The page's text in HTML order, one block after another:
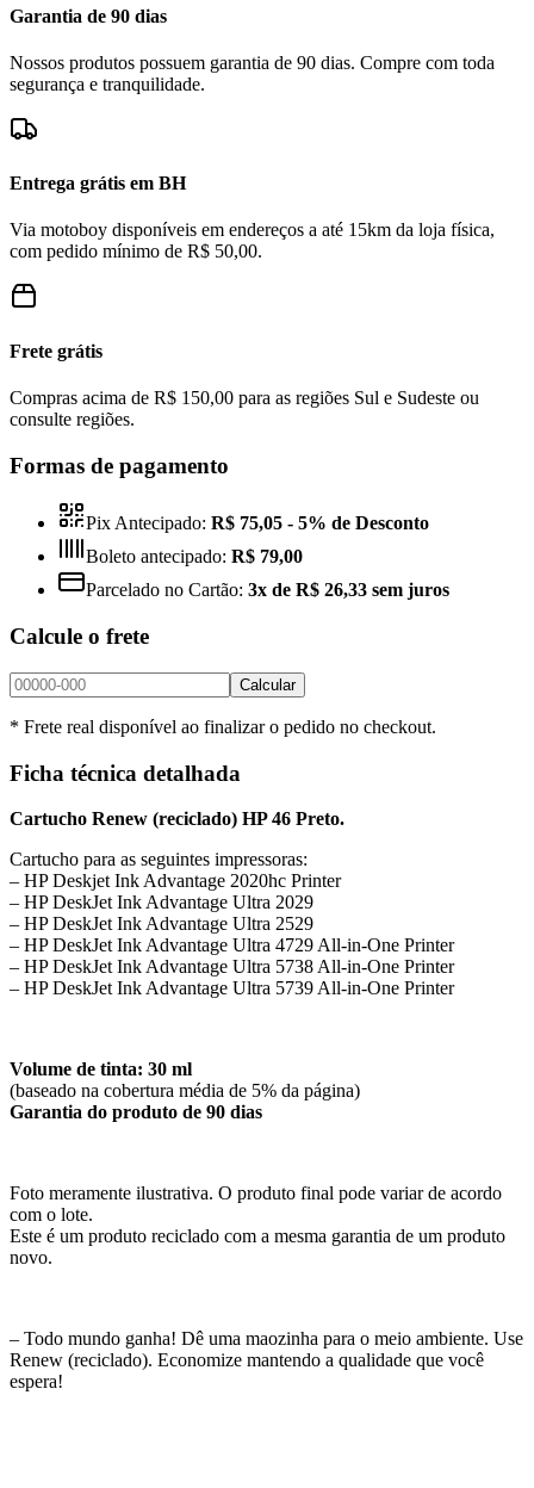
Garantia de 90 dias
Nossos produtos possuem garantia de 90 dias. Compre com toda
segurança e tranquilidade.
Entrega grátis em BH
Via motoboy disponíveis em endereços a até 15km da loja física,
com pedido mínimo de R$ 50,00.
Frete grátis
Compras acima de R$ 150,00 para as regiões Sul e Sudeste ou
consulte regiões.
Formas de pagamento
Pix Antecipado: R$ 75,05 - 5% de Desconto
Boleto antecipado: R$ 79,00
Parcelado no Cartão: 3x de R$ 26,33 sem juros
Calcule o frete
Calcular
* Frete real disponível ao finalizar o pedido no checkout.
Ficha técnica detalhada
Cartucho Renew (reciclado) HP 46 Preto.
Cartucho para as seguintes impressoras:
– HP Deskjet Ink Advantage 2020hc Printer
– HP DeskJet Ink Advantage Ultra 2029
– HP DeskJet Ink Advantage Ultra 2529
– HP DeskJet Ink Advantage Ultra 4729 All-in-One Printer
– HP DeskJet Ink Advantage Ultra 5738 All-in-One Printer
– HP DeskJet Ink Advantage Ultra 5739 All-in-One Printer
Volume de tinta: 30 ml
(baseado na cobertura média de 5% da página)
Garantia do produto de 90 dias
Foto meramente ilustrativa. O produto final pode variar de acordo
com o lote.
Este é um produto reciclado com a mesma garantia de um produto
novo.
– Todo mundo ganha! Dê uma maozinha para o meio ambiente. Use
Renew (reciclado). Economize mantendo a qualidade que você
espera!